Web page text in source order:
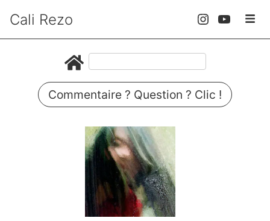
Cali Rezo
Commentaire ? Question ? Clic !